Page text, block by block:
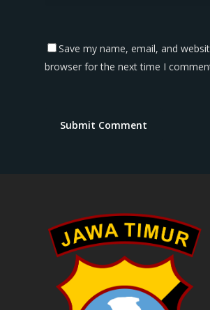
Save my name, email, and
browser for the next time I